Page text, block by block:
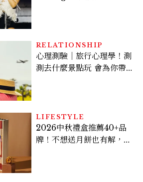
RELATIONSHIP
心理測驗｜旅行心理學！測
測去什麼景點玩 會為你帶來
LIFESTYLE
2026中秋禮盒推薦40+品
牌！不想送月餅也有解，送